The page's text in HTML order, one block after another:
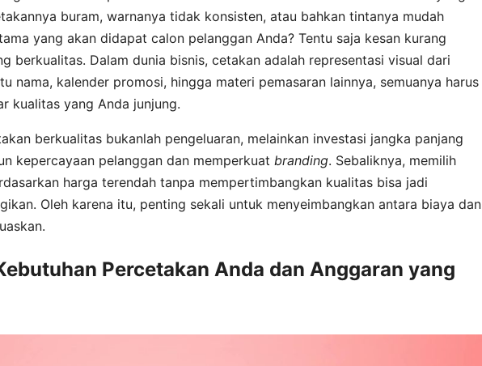
buram, warnanya tidak konsisten, atau bahkan tintanya mudah
yang akan didapat calon pelanggan Anda? Tentu saja kesan kurang
berkualitas. Dalam dunia bisnis, cetakan adalah representasi visual dari
nama, kalender promosi, hingga materi pemasaran lainnya, semuanya harus
kualitas yang Anda junjung.
berkualitas bukanlah pengeluaran, melainkan investasi jangka panjang
kepercayaan pelanggan dan memperkuat branding. Sebaliknya, memilih
harga terendah tanpa mempertimbangkan kualitas bisa jadi
Oleh karena itu, penting sekali untuk menyeimbangkan antara biaya dan
Percetakan Anda dan Anggaran yang